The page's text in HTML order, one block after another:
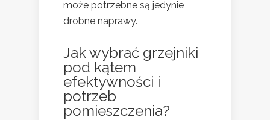
może potrzebne są jedynie
drobne naprawy.
Jak wybrać grzejniki
pod kątem
efektywności i
potrzeb
pomieszczenia?